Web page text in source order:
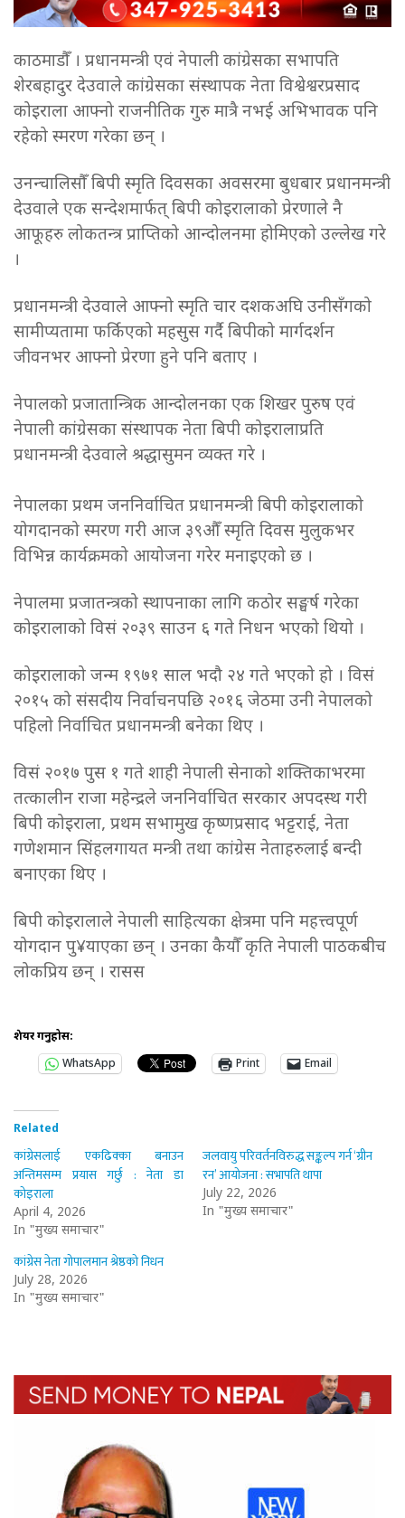
काठमाडौँ । प्रधानमन्त्री एवं नेपाली कांग्रेसका सभापति
शेरबहादुर देउवाले कांग्रेसका संस्थापक नेता विश्वेश्वरप्रसाद
कोइराला आफ्नो राजनीतिक गुरु मात्रै नभई अभिभावक पनि
रहेको स्मरण गरेका छन् ।
उनन्चालिसौँ बिपी स्मृति दिवसका अवसरमा बुधबार प्रधानमन्त्री
देउवाले एक सन्देशमार्फत् बिपी कोइरालाको प्रेरणाले नै
आफूहरु लोकतन्त्र प्राप्तिको आन्दोलनमा होमिएको उल्लेख गरे
।
प्रधानमन्त्री देउवाले आफ्नो स्मृति चार दशकअघि उनीसँगको
सामीप्यतामा फर्किएको महसुस गर्दै बिपीको मार्गदर्शन
जीवनभर आफ्नो प्रेरणा हुने पनि बताए ।
नेपालको प्रजातान्त्रिक आन्दोलनका एक शिखर पुरुष एवं
नेपाली कांग्रेसका संस्थापक नेता बिपी कोइरालाप्रति
प्रधानमन्त्री देउवाले श्रद्धासुमन व्यक्त गरे ।
नेपालका प्रथम जननिर्वाचित प्रधानमन्त्री बिपी कोइरालाको
योगदानको स्मरण गरी आज ३९औँ स्मृति दिवस मुलुकभर
विभिन्न कार्यक्रमको आयोजना गरेर मनाइएको छ ।
नेपालमा प्रजातन्त्रको स्थापनाका लागि कठोर सङ्घर्ष गरेका
कोइरालाको विसं २०३९ साउन ६ गते निधन भएको थियो ।
कोइरालाको जन्म १९७१ साल भदौ २४ गते भएको हो । विसं
२०१५ को संसदीय निर्वाचनपछि २०१६ जेठमा उनी नेपालको
पहिलो निर्वाचित प्रधानमन्त्री बनेका थिए ।
विसं २०१७ पुस १ गते शाही नेपाली सेनाको शक्तिकाभरमा
तत्कालीन राजा महेन्द्रले जननिर्वाचित सरकार अपदस्थ गरी
बिपी कोइराला, प्रथम सभामुख कृष्णप्रसाद भट्टराई, नेता
गणेशमान सिंहलगायत मन्त्री तथा कांग्रेस नेताहरुलाई बन्दी
बनाएका थिए ।
बिपी कोइरालाले नेपाली साहित्यका क्षेत्रमा पनि महत्त्वपूर्ण
योगदान पु¥याएका छन् । उनका कैयौँ कृति नेपाली पाठकबीच
लोकप्रिय छन् । रासस
शेयर गर्नुहोस:
WhatsApp
Print Email
Related
कांग्रेसलाई एकढिक्का बनाउन
अन्तिमसम्म प्रयास गर्छु : नेता डा
कोइराला
April 4, 2026
In "मुख्य समाचार"
जलवायु परिवर्तनविरुद्ध सङ्कल्प गर्न ‘ग्रीन
रन’ आयोजना : सभापति थापा
July 22, 2026
In "मुख्य समाचार"
कांग्रेस नेता गोपालमान श्रेष्ठको निधन
July 28, 2026
In "मुख्य समाचार"